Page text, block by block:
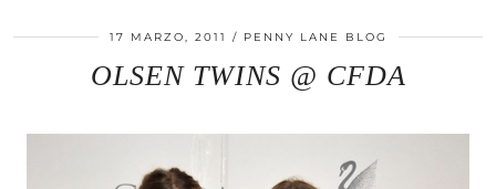
17 MARZO, 2011 PENNY LANE BLOG
OLSEN TWINS @ CFDA